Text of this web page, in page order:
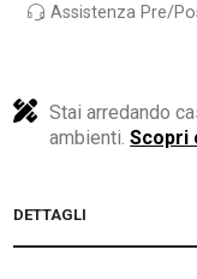
Assistenza Pre/
Stai arredando
ambienti.Scopri
DETTAGLI